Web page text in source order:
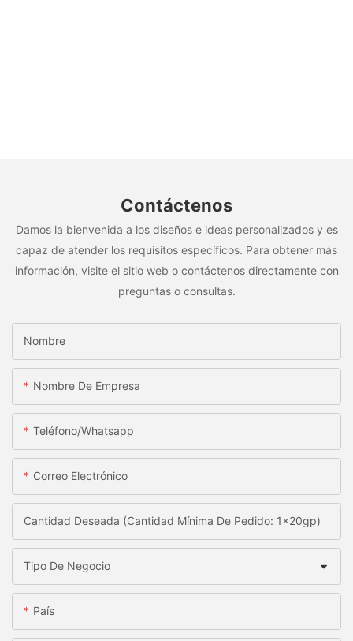
Contáctenos
Damos la bienvenida a los diseños e ideas personalizados y es
capaz de atender los requisitos específicos. Para obtener más
información, visite el sitio web o contáctenos directamente con
preguntas o consultas.
Nombre
Nombre De Empresa
Teléfono/whatsapp
Correo Electrónico
Cantidad Deseada (Cantidad Mínima De Pedido: 1x20gp)
Tipo De Negocio
País